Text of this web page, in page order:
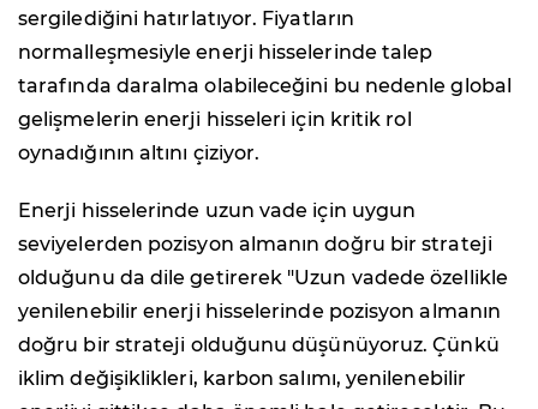
sergilediğini hatırlatıyor. Fiyatların
normalleşmesiyle enerji hisselerinde talep
tarafında daralma olabileceğini bu nedenle global
gelişmelerin enerji hisseleri için kritik rol
oynadığının altını çiziyor.
Enerji hisselerinde uzun vade için uygun
seviyelerden pozisyon almanın doğru bir strateji
olduğunu da dile getirerek "Uzun vadede özellikle
yenilenebilir enerji hisselerinde pozisyon almanın
doğru bir strateji olduğunu düşünüyoruz. Çünkü
iklim değişiklikleri, karbon salımı, yenilenebilir